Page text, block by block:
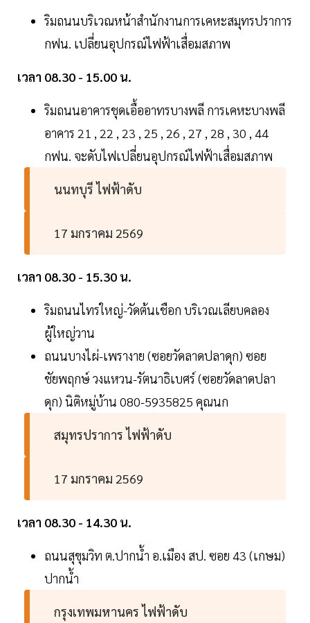
ริมถนนบริเวณหน้าสำนักงานการเคหะสมุทรปราการ
กฟน. เปลี่ยนอุปกรณ์ไฟฟ้าเสื่อมสภาพ
เวลา 08.30 - 15.00 น.
ริมถนนอาคารชุดเอื้ออาทรบางพลี การเคหะบางพลี
อาคาร 21 , 22 , 23 , 25 , 26 , 27 , 28 , 30 , 44
กฟน. จะดับไฟเปลี่ยนอุปกรณ์ไฟฟ้าเสื่อมสภาพ
นนทบุรี ไฟฟ้าดับ
17 มกราคม 2569
เวลา 08.30 - 15.30 น.
ริมถนนไทรใหญ่-วัดต้นเชือก บริเวณเลียบคลอง
ผู้ใหญ่วาน
ถนนบางไผ่-เพรางาย (ซอยวัดลาดปลาดุก) ซอย
ชัยพฤกษ์ วงแหวน-รัตนาธิเบศร์ (ซอยวัดลาดปลา
ดุก) นิติหมู่บ้าน 080-5935825 คุณนก
สมุทรปราการ ไฟฟ้าดับ
17 มกราคม 2569
เวลา 08.30 - 14.30 น.
ถนนสุขุมวิท ต.ปากน้ำ อ.เมือง สป. ซอย 43 (เกษม)
ปากน้ำ
กรุงเทพมหานคร ไฟฟ้าดับ